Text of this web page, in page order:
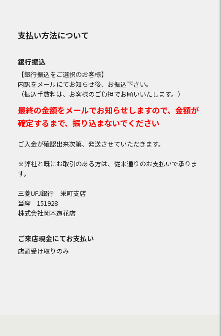
支払い方法について
銀行振込
【銀行振込をご選択のお客様】
内訳をメールにてお知らせ後、お振込下さい。
（振込手数料は、お客様のご負担でお願いいたします。）
最終の金額をメールでお知らせしますので、金額が
確定するまで、振り込まないでください
ご入金が確認出来次第、発送させていただきます。
※弊社と既にお取引のある方は、従来通りのお支払いで承りま
す。
三菱UFJ銀行 栄町支店
当座 151928
株式会社岡本造花店
ご来店現金にてお支払い
店頭受け取りのみ